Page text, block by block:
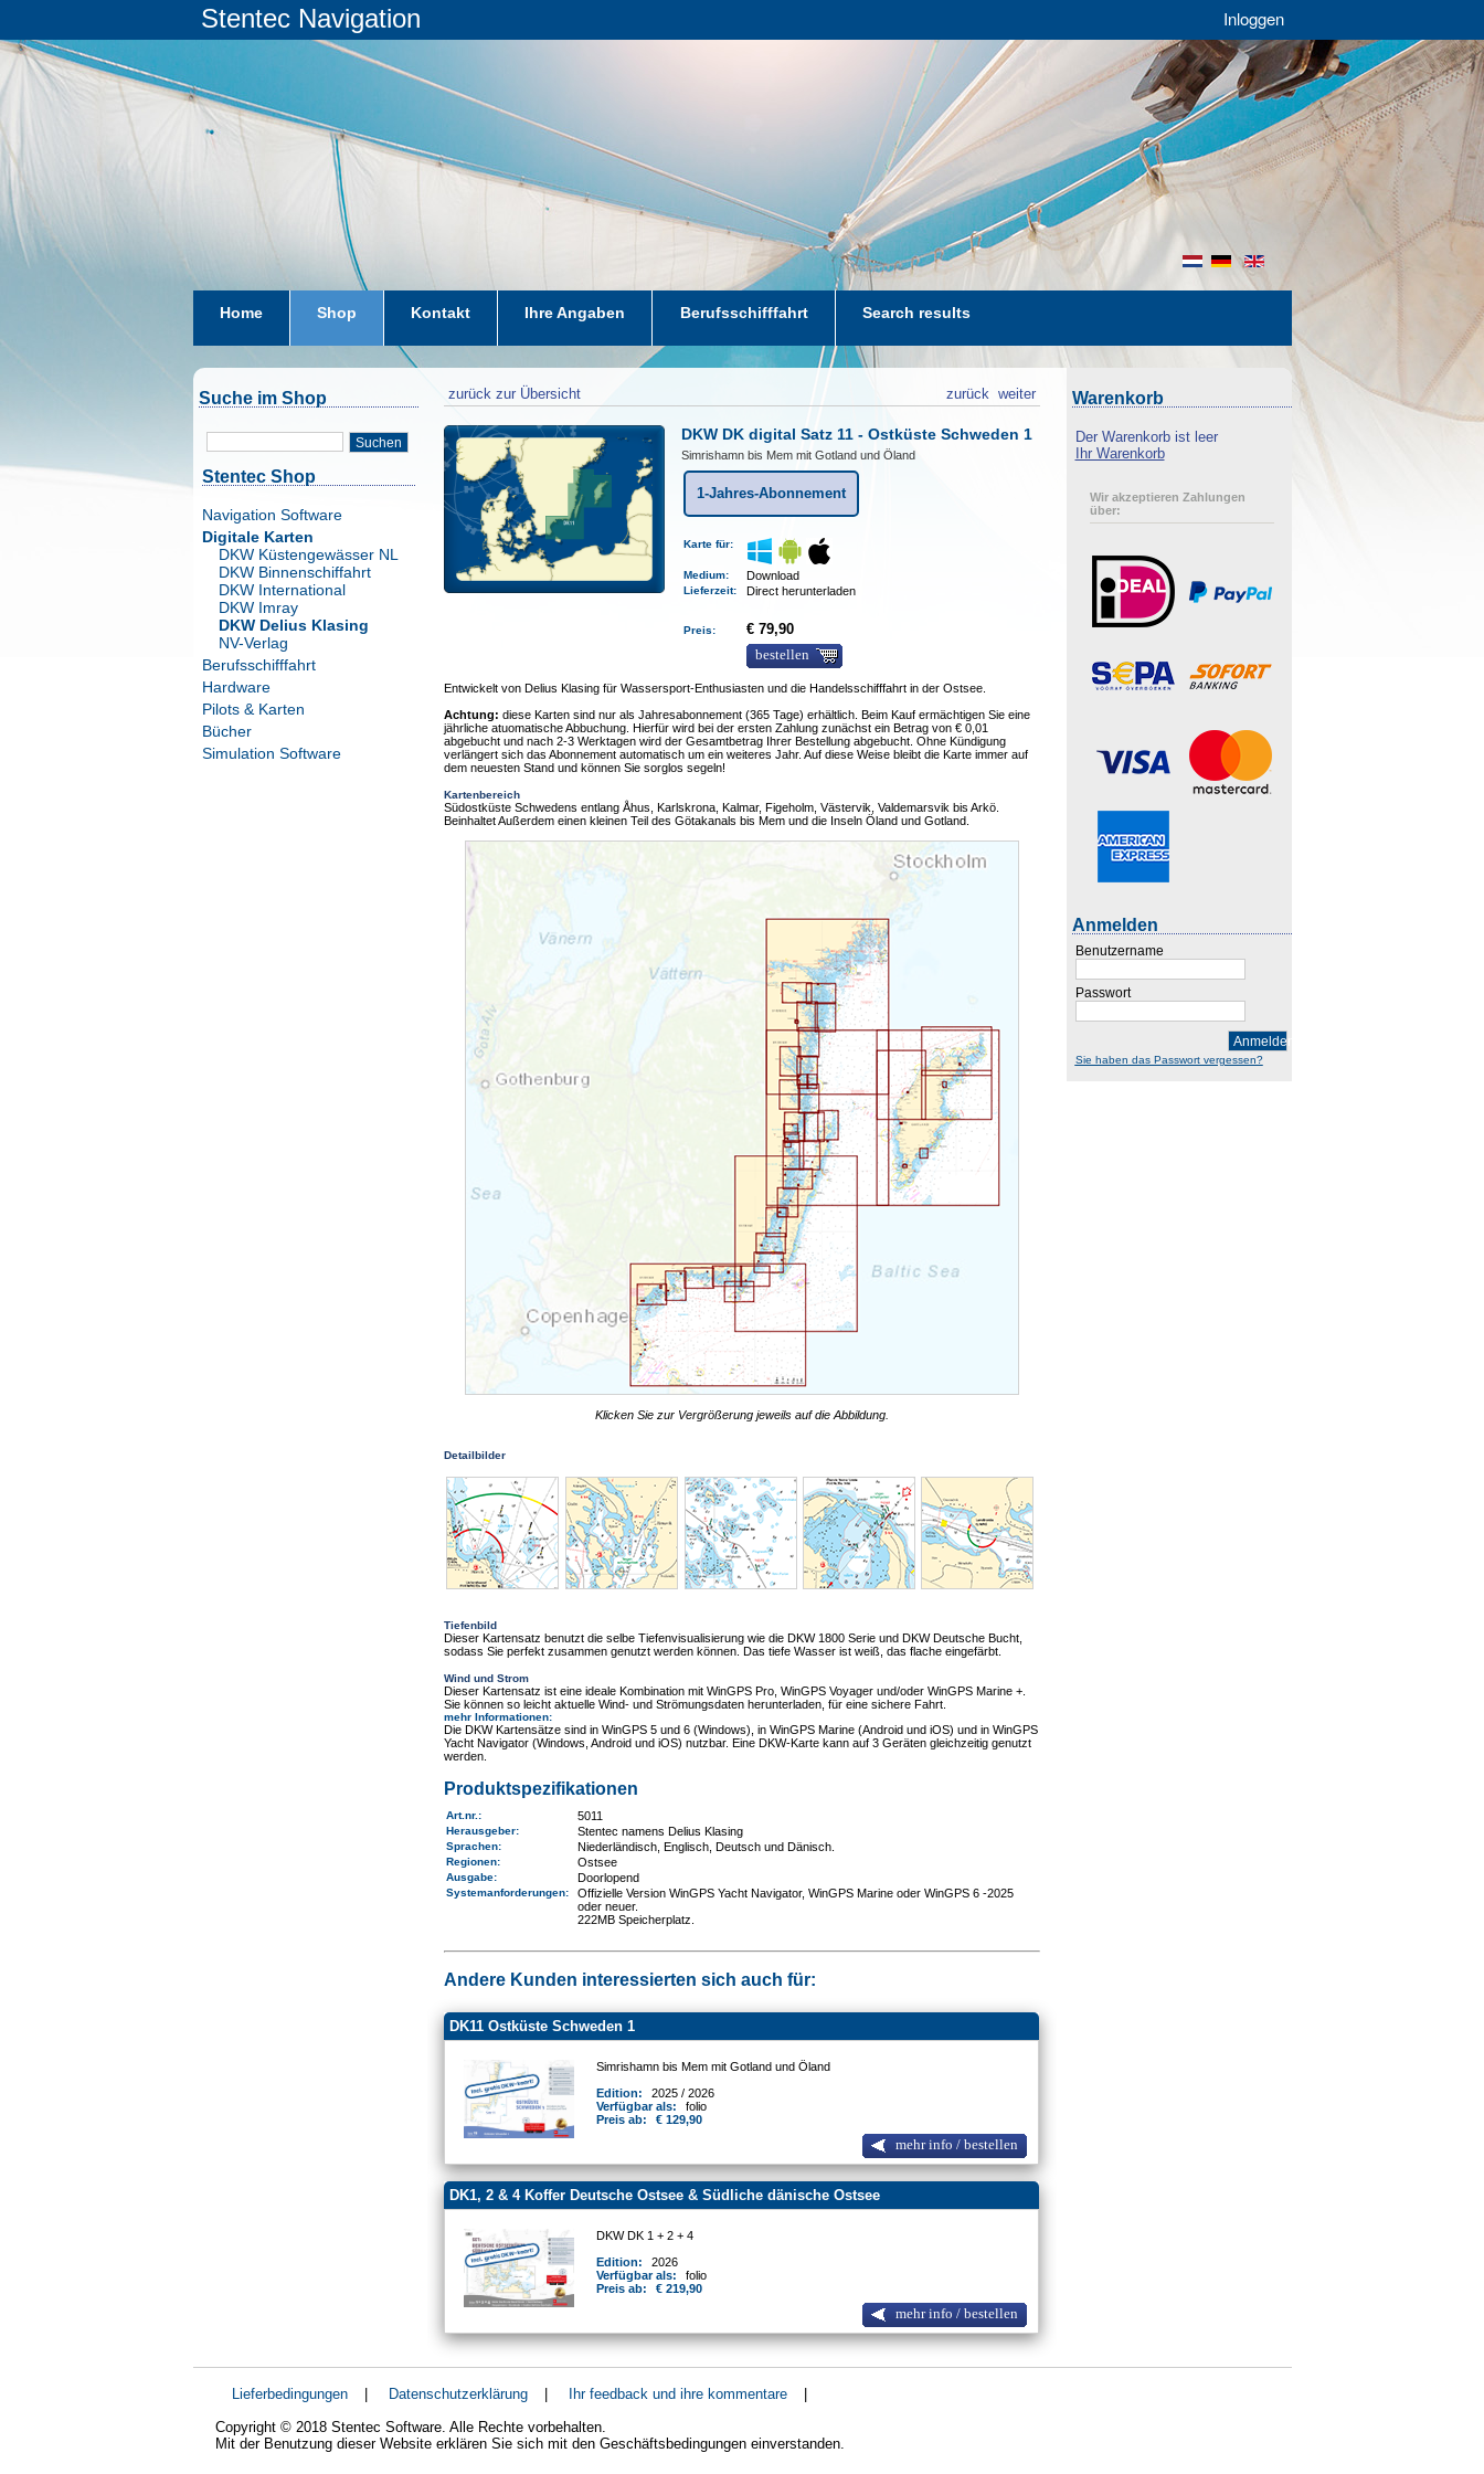
Stentec Navigation Inloggen
en
de
nl
Home Shop Kontakt Ihre Angaben Berufsschifffahrt Search results
Suche im Shop
Suchen
Stentec Shop
Navigation Software
Digitale Karten
DKW Küstengewässer NL
DKW Binnenschiffahrt
DKW International
DKW Imray
DKW Delius Klasing
NV-Verlag
Berufsschifffahrt
Hardware
Pilots & Karten
Bücher
Simulation Software
zurück zur Übersicht weiter
zurück
DKW DK digital Satz 11 - Ostküste Schweden 1
Simrishamn bis Mem mit Gotland und Öland
1-Jahres-Abonnement
Karte für:
Medium: Download
Lieferzeit: Direct herunterladen
Preis:
€ 79,90
bestellen
Entwickelt von Delius Klasing für Wassersport-Enthusiasten und die Handelsschifffahrt in der Ostsee.
Achtung: diese Karten sind nur als Jahresabonnement (365 Tage) erhältlich. Beim Kauf ermächtigen Sie eine
jährliche atuomatische Abbuchung. Hierfür wird bei der ersten Zahlung zunächst ein Betrag von € 0,01
abgebucht und nach 2-3 Werktagen wird der Gesamtbetrag Ihrer Bestellung abgebucht. Ohne Kündigung
verlängert sich das Abonnement automatisch um ein weiteres Jahr. Auf diese Weise bleibt die Karte immer auf
dem neuesten Stand und können Sie sorglos segeln!
Kartenbereich
Südostküste Schwedens entlang Åhus, Karlskrona, Kalmar, Figeholm, Västervik, Valdemarsvik bis Arkö.
Beinhaltet Außerdem einen kleinen Teil des Götakanals bis Mem und die Inseln Öland und Gotland.
Klicken Sie zur Vergrößerung jeweils auf die Abbildung.
Detailbilder
Tiefenbild
Dieser Kartensatz benutzt die selbe Tiefenvisualisierung wie die DKW 1800 Serie und DKW Deutsche Bucht,
sodass Sie perfekt zusammen genutzt werden können. Das tiefe Wasser ist weiß, das flache eingefärbt.
Wind und Strom
Dieser Kartensatz ist eine ideale Kombination mit WinGPS Pro, WinGPS Voyager und/oder WinGPS Marine +.
Sie können so leicht aktuelle Wind- und Strömungsdaten herunterladen, für eine sichere Fahrt.
mehr Informationen:
Die DKW Kartensätze sind in WinGPS 5 und 6 (Windows), in WinGPS Marine (Android und iOS) und in WinGPS
Yacht Navigator (Windows, Android und iOS) nutzbar. Eine DKW-Karte kann auf 3 Geräten gleichzeitig genutzt
werden.
Produktspezifikationen
Art.nr. : 5011
Herausgeber: Stentec namens Delius Klasing
Sprachen: Niederländisch, Englisch, Deutsch und Dänisch.
Regionen: Ostsee
Ausgabe: Doorlopend
Systemanforderungen:
Offizielle Version WinGPS Yacht Navigator, WinGPS Marine oder WinGPS 6 -2025
oder neuer.
222MB Speicherplatz.
Andere Kunden interessierten sich auch für:
DK11 Ostküste Schweden 1
Simrishamn bis Mem mit Gotland und Öland
Edition:
2025 / 2026
Verfügbar als:
folio
Preis ab:
€ 129,90
mehr info / bestellen
DK1, 2 & 4 Koffer Deutsche Ostsee & Südliche dänische Ostsee
DKW DK 1 + 2 + 4
Edition:
2026
Verfügbar als:
folio
Preis ab:
€ 219,90
mehr info / bestellen
Warenkorb
Der Warenkorb ist leer
Ihr Warenkorb
Wir akzeptieren Zahlungen
über:
Anmelden
Benutzername
Passwort
Anmelden
Sie haben das Passwort vergessen?
Lieferbedingungen | Datenschutzerklärung | Ihr feedback und ihre kommentare
|
Copyright © 2018 Stentec Software. Alle Rechte vorbehalten.
Mit der Benutzung dieser Website erklären Sie sich mit den Geschäftsbedingungen einverstanden.